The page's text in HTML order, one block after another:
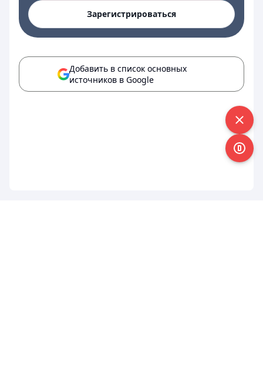
Зарегистрироваться
Добавить в список основных
источников в Google